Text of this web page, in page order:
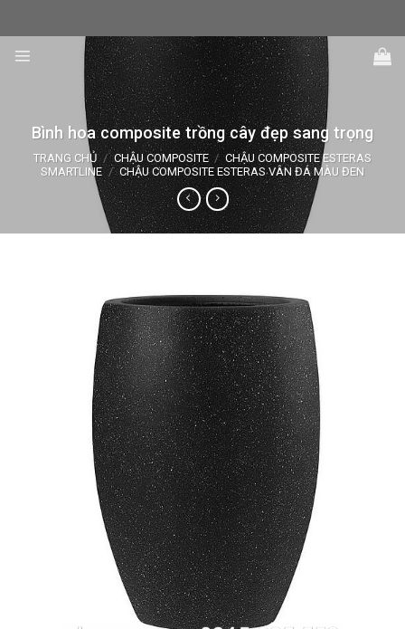
Bình hoa composite trồng cây đẹp sang trọng
TRANG CHỦ / CHẬU COMPOSITE / CHẬU COMPOSITE ESTERAS
SMARTLINE / CHẬU COMPOSITE ESTERAS VÂN ĐÁ MÀU ĐEN